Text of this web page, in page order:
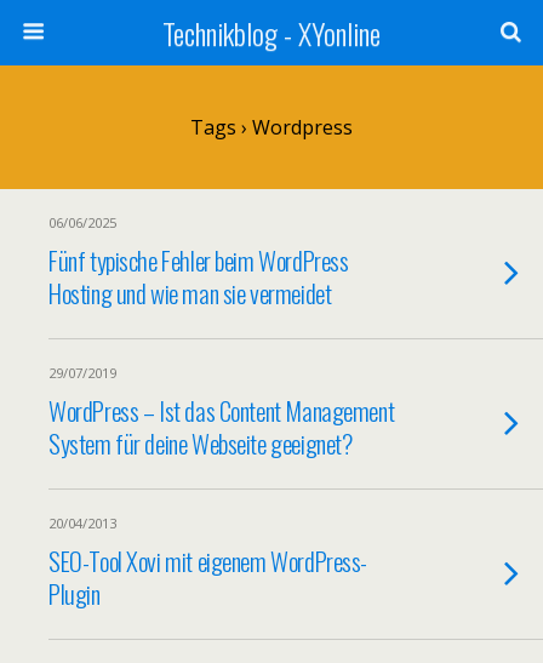
Technikblog - XYonline
Tags › Wordpress
06/06/2025
Fünf typische Fehler beim WordPress
Hosting und wie man sie vermeidet
29/07/2019
WordPress – Ist das Content Management
System für deine Webseite geeignet?
20/04/2013
SEO-Tool Xovi mit eigenem WordPress-
Plugin